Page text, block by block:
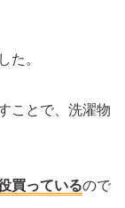
た。
ことで、洗濯物
買っているので